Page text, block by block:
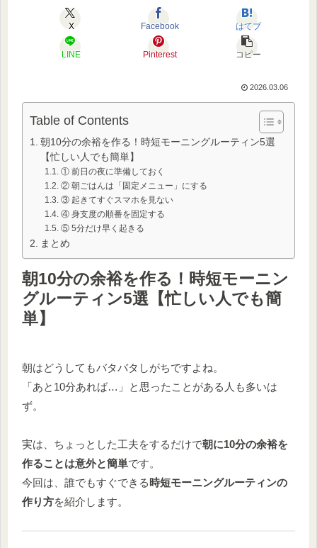
X Facebook はてブ
LINE Pinterest コピー
2026.03.06
Table of Contents
朝10分の余裕を作る！時短モーニングルーティン5選
【忙しい人でも簡単】
① 前日の夜に準備しておく
② 朝ごはんは「固定メニュー」にする
③ 起きてすぐスマホを見ない
④ 身支度の順番を固定する
⑤ 5分だけ早く起きる
まとめ
朝10分の余裕を作る！時短モーニン
グルーティン5選【忙しい人でも簡
単】
朝はどうしてもバタバタしがちですよね。
「あと10分あれば…」と思ったことがある人も多いは
ず。
実は、ちょっとした工夫をするだけで朝に10分の余裕を
作ることは意外と簡単です。
今回は、誰でもすぐできる時短モーニングルーティンの
作り方を紹介します。